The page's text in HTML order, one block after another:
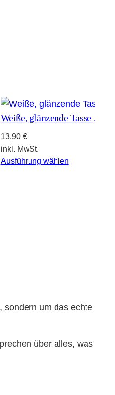
Weiße, glänzende Tasse
13,90 €
inkl. MwSt.
Ausführung wählen
sondern um das echte
über alles, was